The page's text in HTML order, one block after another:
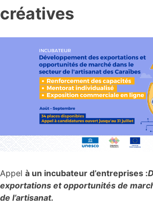
créatives
Appel à un incubateur d’entreprises :
exportations et opportunités de
de l’artisanat.